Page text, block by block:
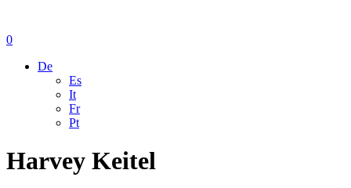
0
De
Es
It
Fr
Pt
Harvey Keitel